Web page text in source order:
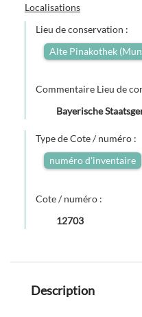
Localisations
Lieu de conservation :
Alte Pinakothek
Commentaire Lieu de
Bayerische
Type de Cote / numéro :
numéro d'inventaire
Cote / numéro :
12703
Description